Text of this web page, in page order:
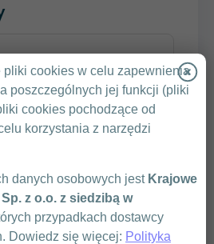
KOD
się na przedstawienie
Kształcenia oferty
Osobowych
pliki cookies w celu zapewnienia
poszczególnych jej funkcji (pliki
cookies pochodzące od
korzystania z narzędzi
danych osobowych jest Krajowe
z o.o. z siedzibą w
przypadkach dostawcy
Dowiedz się więcej: Polityka